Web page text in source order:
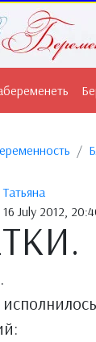
Татьяна
16 July 2012,